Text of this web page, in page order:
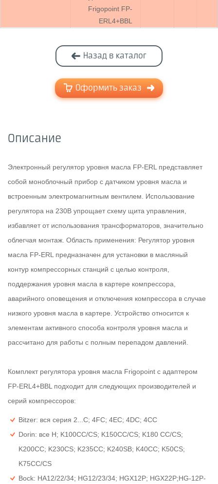
Frigopoint FP-
ERL4+BBL
Назад в каталог
Оформить заказ
Описание
Электронный регулятор уровня масла FP-ERL представляет
собой моноблочный прибор с датчиком уровня масла и
встроенным электромагнитным вентилем. Использование
регулятора на 230В упрощает схему щита управления,
избавляет от использования трансформаторов, значительно
облегчая монтаж. Область применения: Регулятор уровня
масла FP-ERL предназначен для установки в масляный
контур компрессорных станций с целью контроля,
поддержания уровня масла в картере компрессора,
аварийного оповещения и отключения компрессора в случае
низкого уровня масла в картере. Устройство относится к
элементам активного способа контроля уровня масла и
рассчитано для работы с полным перепадом давлений.
Комплект регулятора уровня масла Frigopoint с адаптером
FP-ERL4+BBL подходит для следующих производителей и
серий компрессоров:
Bitzer: вся серия 2...C; 4FC; 4EC; 4DC; 4CC
Dorin: все H; K100CC/CS; K150CC/CS; K180 CC/CS;
K200CC; K230CS; K235CC; K240SB; K40CC; K50CS;
K75CC/CS
Bock: HA12/22/34; HG12/23/34; HGX12P; HGX22P;HG-12P-